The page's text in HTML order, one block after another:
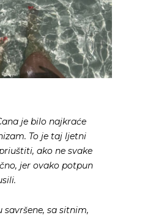
je bilo najkraće
To je taj ljetni
ako ne svake
jer ovako potpun
savršene, sa sitnim,